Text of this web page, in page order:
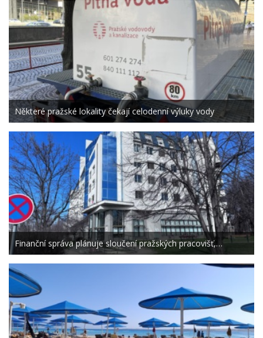
Některé pražské lokality čekají celodenní výluky vody
Finanční správa plánuje sloučení pražských pracovišť,…